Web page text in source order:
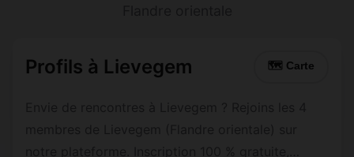
Profils à Lievegem 🗺 Carte